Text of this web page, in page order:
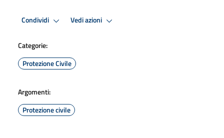
Condividi Vedi azioni
Categorie:
Protezione Civile
Argomenti:
Protezione civile